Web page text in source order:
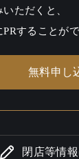
ただくと、
することがで
無料申し
閉店等情